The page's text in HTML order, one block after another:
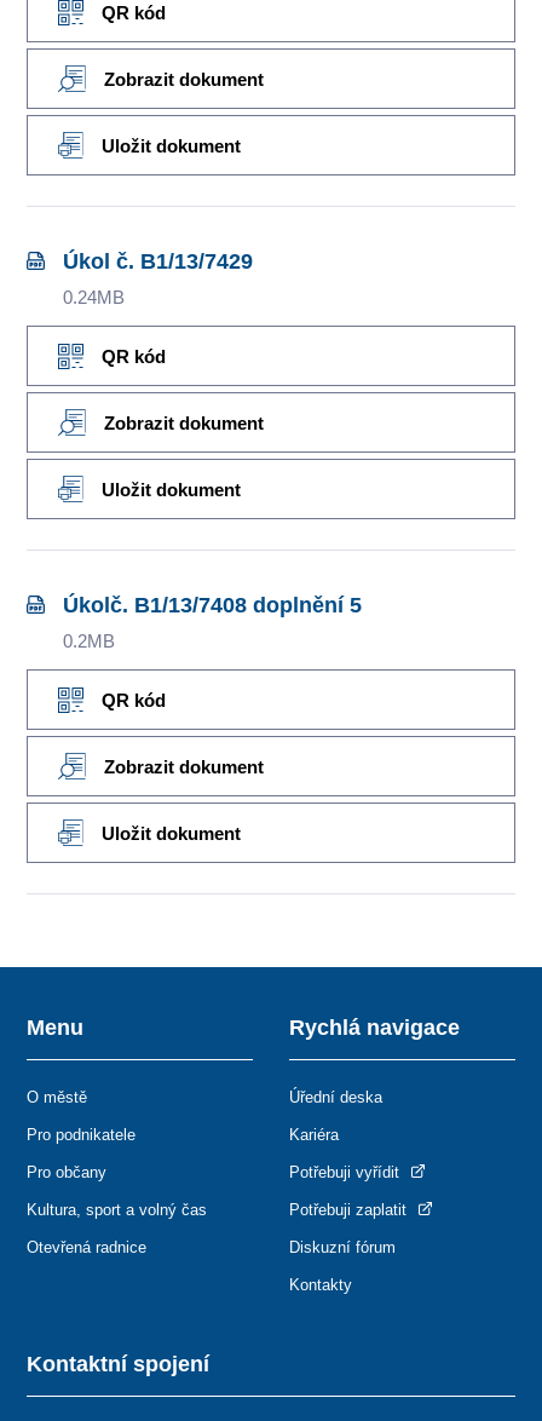
QR kód
Zobrazit dokument
Uložit dokument
Úkol č. B1/13/7429
0.24MB
QR kód
Zobrazit dokument
Uložit dokument
Úkolč. B1/13/7408 doplnění 5
0.2MB
QR kód
Zobrazit dokument
Uložit dokument
Kontaktní spojení
Menu
O městě
Pro podnikatele
Pro občany
Kultura, sport a volný čas
Otevřená radnice
Rychlá navigace
Úřední deska
Kariéra
Potřebuji vyřídit
Potřebuji zaplatit
Diskuzní fórum
Kontakty